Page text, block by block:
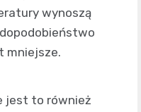
wynoszą
mniejsze.
jest to również